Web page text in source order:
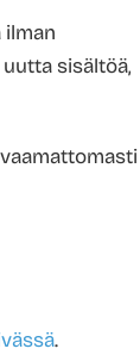
ilman
sisältöä,
.